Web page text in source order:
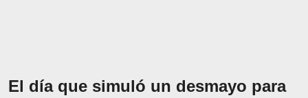
El día que simuló un desmayo para